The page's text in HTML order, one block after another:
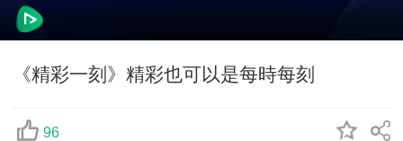
《精彩一刻》精彩也可以是每時每刻
96